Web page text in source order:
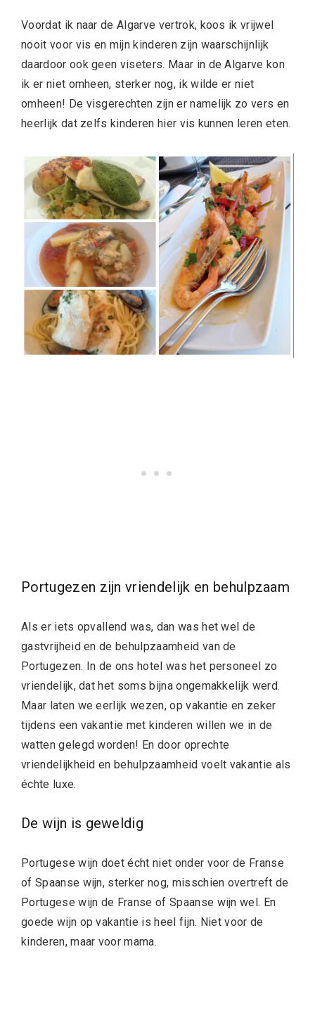
Voordat ik naar de Algarve vertrok, koos ik vrijwel
nooit voor vis en mijn kinderen zijn waarschijnlijk
daardoor ook geen viseters. Maar in de Algarve kon
ik er niet omheen, sterker nog, ik wilde er niet
omheen! De visgerechten zijn er namelijk zo vers en
heerlijk dat zelfs kinderen hier vis kunnen leren eten.
Portugezen zijn vriendelijk en behulpzaam
Als er iets opvallend was, dan was het wel de
gastvrijheid en de behulpzaamheid van de
Portugezen. In de ons hotel was het personeel zo
vriendelijk, dat het soms bijna ongemakkelijk werd.
Maar laten we eerlijk wezen, op vakantie en zeker
tijdens een vakantie met kinderen willen we in de
watten gelegd worden! En door oprechte
vriendelijkheid en behulpzaamheid voelt vakantie als
échte luxe.
De wijn is geweldig
Portugese wijn doet écht niet onder voor de Franse
of Spaanse wijn, sterker nog, misschien overtreft de
Portugese wijn de Franse of Spaanse wijn wel. En
goede wijn op vakantie is heel fijn. Niet voor de
kinderen, maar voor mama.